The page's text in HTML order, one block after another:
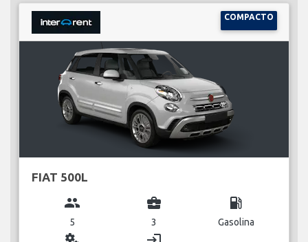
COMPACTO
FIAT 500L
group
5
business_center
3
local_gas_station
Gasolina